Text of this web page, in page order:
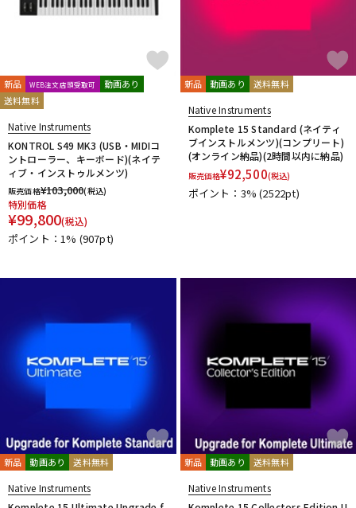
新品 WEB注文店頭受取可
動画あり
送料無料
Native Instruments
KONTROL S49 MK3 (USB・MIDIコ
ントローラー、キーボード)(ネイテ
ィブ・インストゥルメンツ)
販売価格¥103,000(税込)
特別価格
¥99,800(税込)
ポイント：1% (907pt)
新品 動画あり 送料無料
Native Instruments
Komplete 15 Standard (ネイティ
ブインストルメンツ)(コンプリート)
(オンライン納品)(2時間以内に納品)
販売価格¥92,500(税込)
ポイント：3%(2522pt)
新品 動画あり 送料無料
Native Instruments
新品 動画あり 送料無料
Native Instruments